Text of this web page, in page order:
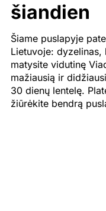
šiandien
Šiame puslapyje
Lietuvoje: dyzelinas,
matysite vidutinę
mažiausią ir
30 dienų lentelę.
žiūrėkite bendrą